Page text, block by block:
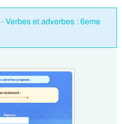
Verbes et adverbes : 6eme